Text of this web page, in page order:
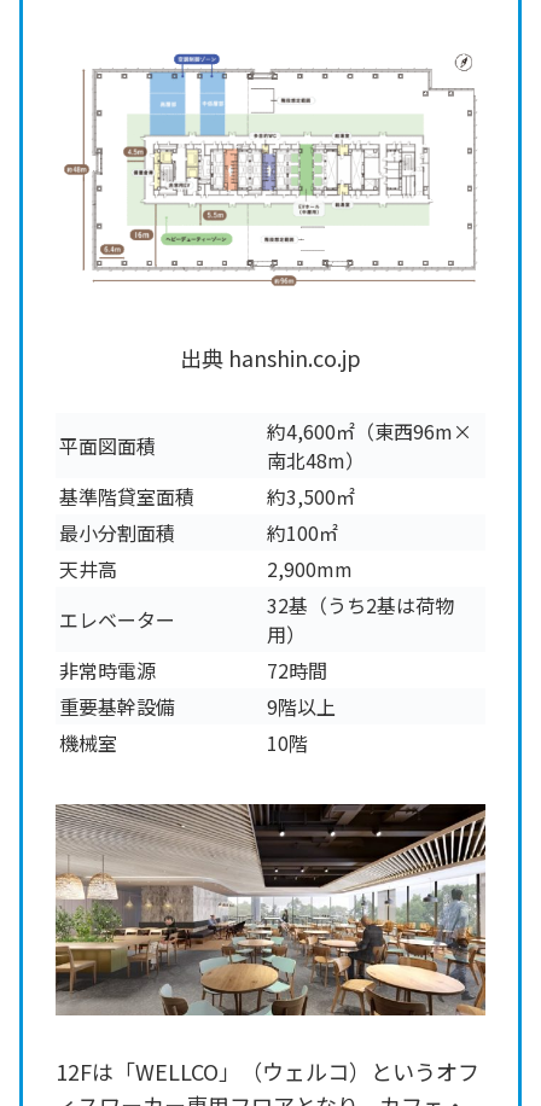
出典 hanshin.co.jp
平面図面積
約4,600㎡（東西96m×
南北48m）
基準階貸室面積
約3,500㎡
最小分割面積
約100㎡
天井高
2,900mm
エレベーター
32基（うち2基は荷物
用）
非常時電源
72時間
重要基幹設備
9階以上
機械室
10階
12Fは「WELLCO」（ウェルコ）というオフ